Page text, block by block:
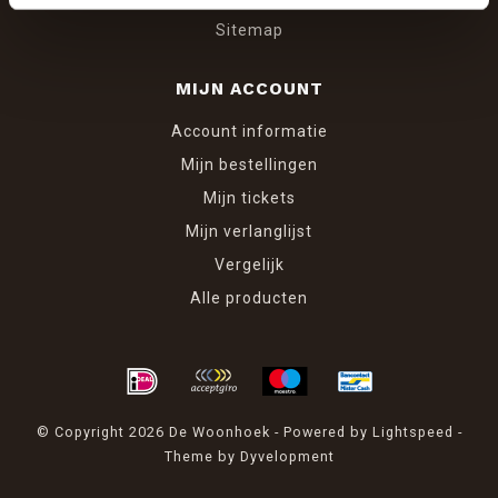
Sitemap
MIJN ACCOUNT
Account informatie
Mijn bestellingen
Mijn tickets
Mijn verlanglijst
Vergelijk
Alle producten
© Copyright 2026 De Woonhoek - Powered by Lightspeed -
Theme by Dyvelopment